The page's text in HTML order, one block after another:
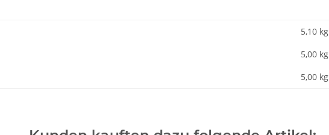
5,10 kg
5,00 kg
5,00 kg